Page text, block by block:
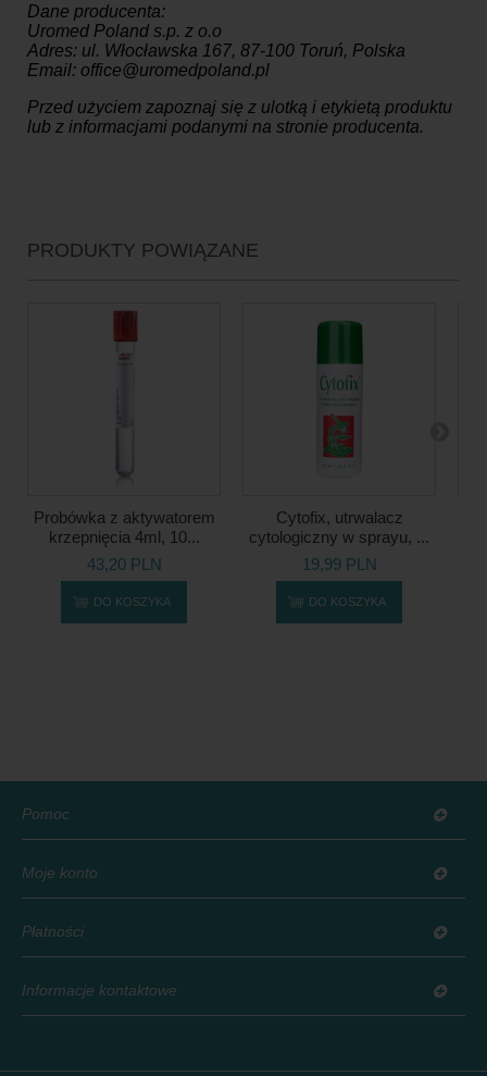
Dane producenta:
Uromed Poland s.p. z o.o
Adres: ul. Włocławska 167, 87-100 Toruń, Polska
Email: office@uromedpoland.pl
Przed użyciem zapoznaj się z ulotką i etykietą produktu
lub z informacjami podanymi na stronie producenta.
PRODUKTY POWIĄZANE
Probówka z aktywatorem
krzepnięcia 4ml, 10...
43,20 PLN
DO KOSZYKA
Cytofix, utrwalacz
cytologiczny w sprayu, ...
19,99 PLN
DO KOSZYKA
Pomoc
Moje konto
Płatności
Informacje kontaktowe